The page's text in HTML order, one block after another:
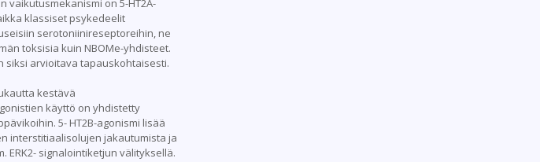
vaikutusmekanismi on 5-HT2A-
klassiset psykedeelit
serotoniinireseptoreihin, ne
toksisia kuin NBOMe-yhdisteet.
siksi arvioitava tapauskohtaisesti.
kestävä
käyttö on yhdistetty
5- HT2B-agonismi lisää
interstitiaalisolujen jakautumista ja
ERK2- signalointiketjun välityksellä.